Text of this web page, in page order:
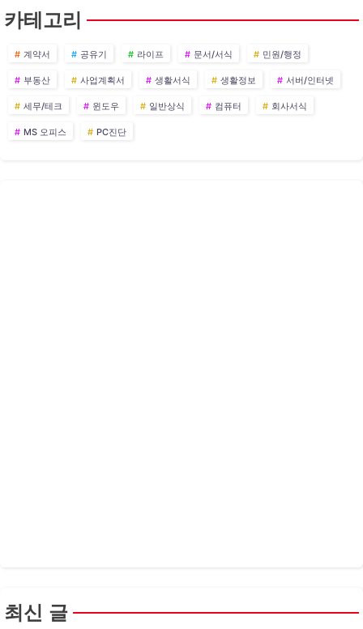
카테고리
계약서 공유기 라이프 문서/서식 민원/행정
부동산 사업계획서 생활서식 생활정보 서버/인터넷
세무/테크 윈도우 일반상식 컴퓨터 회사서식
MS 오피스 PC진단
최신 글